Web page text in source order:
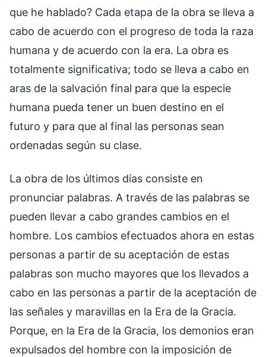
que he hablado? Cada etapa de la obra se lleva a
cabo de acuerdo con el progreso de toda la raza
humana y de acuerdo con la era. La obra es
totalmente significativa; todo se lleva a cabo en
aras de la salvación final para que la especie
humana pueda tener un buen destino en el
futuro y para que al final las personas sean
ordenadas según su clase.
La obra de los últimos días consiste en
pronunciar palabras. A través de las palabras se
pueden llevar a cabo grandes cambios en el
hombre. Los cambios efectuados ahora en estas
personas a partir de su aceptación de estas
palabras son mucho mayores que los llevados a
cabo en las personas a partir de la aceptación de
las señales y maravillas en la Era de la Gracia.
Porque, en la Era de la Gracia, los demonios eran
expulsados del hombre con la imposición de